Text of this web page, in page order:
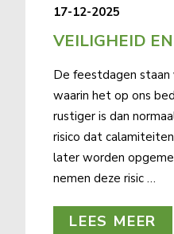
17-12-2025
VEILIGHEID
De feestdagen staan
waarin het op ons
rustiger is dan
risico dat
later worden
nemen deze risic …
LEES MEER